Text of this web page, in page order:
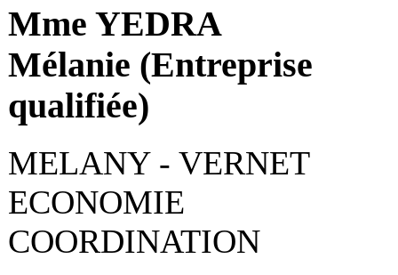
Mme YEDRA
Mélanie (Entreprise
qualifiée)
MELANY - VERNET
ECONOMIE
COORDINATION